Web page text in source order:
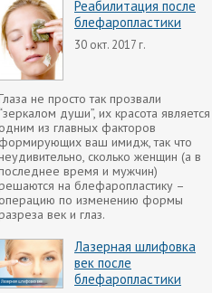
Реабилитация после
блефаропластики
30 окт. 2017 г.
не просто так прозвали
“зеркалом души”, их красота является
одним из главных факторов
формирующих ваш имидж, так что
сколько женщин (а в
время и мужчин)
на блефаропластику –
операцию по изменению формы
век и глаз.
Лазерная шлифовка
век после
блефаропластики